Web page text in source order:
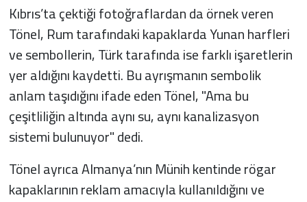
Kıbrıs’ta çektiği fotoğraflardan da örnek veren
Tönel, Rum tarafındaki kapaklarda Yunan harfleri
ve sembollerin, Türk tarafında ise farklı işaretlerin
yer aldığını kaydetti. Bu ayrışmanın sembolik
anlam taşıdığını ifade eden Tönel, "Ama bu
çeşitliliğin altında aynı su, aynı kanalizasyon
sistemi bulunuyor" dedi.
Tönel ayrıca Almanya’nın Münih kentinde rögar
kapaklarının reklam amacıyla kullanıldığını ve